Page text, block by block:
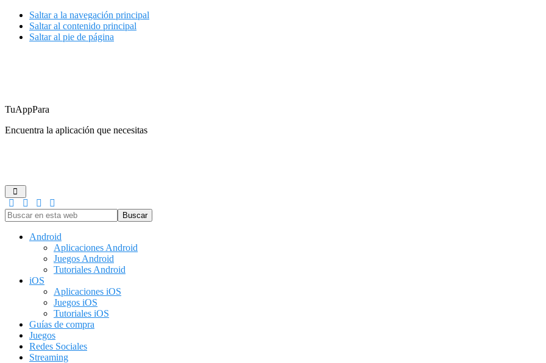
Saltar a la navegación principal
Saltar al contenido principal
Saltar al pie de página
TuAppPara
Encuentra la aplicación que necesitas
Buscar
en
Android
Aplicaciones Android
Juegos Android
Tutoriales Android
iOS
Aplicaciones iOS
Juegos iOS
Tutoriales iOS
Guías de compra
Juegos
Redes Sociales
Streaming